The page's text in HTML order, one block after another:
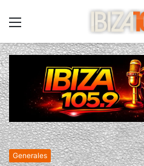
Generales